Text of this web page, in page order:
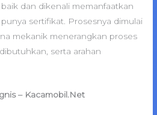
dan dikenali memanfaatkan
sertifikat. Prosesnya dimulai
mekanik menerangkan proses
serta arahan
– Kacamobil.Net